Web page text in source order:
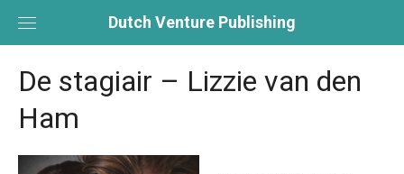
Dutch Venture Publishing
De stagiair – Lizzie van den
Ham